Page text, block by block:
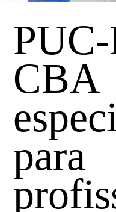
CBA
para